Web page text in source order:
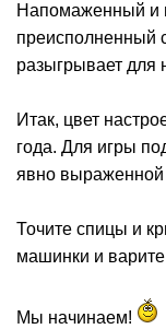
Напомаженный и
преисполненный
разыгрывает для
Итак, цвет
года. Для игры
явно выраженной
Точите спицы и
машинки и варите
Мы начинаем!